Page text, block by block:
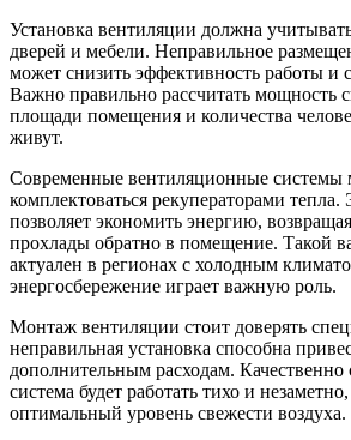
Установка вентиляции должна
дверей и мебели. Неправильное
может снизить эффективность работы и
Важно правильно рассчитать мощность
площади помещения и количества
живут.
Современные вентиляционные системы
комплектоваться рекуператорами тепла.
позволяет экономить энергию,
прохлады обратно в помещение. Такой
актуален в регионах с холодным
энергосбережение играет важную роль.
Монтаж вентиляции стоит доверять
неправильная установка способна
дополнительным расходам. Качественно
система будет работать тихо и
оптимальный уровень свежести воздуха.